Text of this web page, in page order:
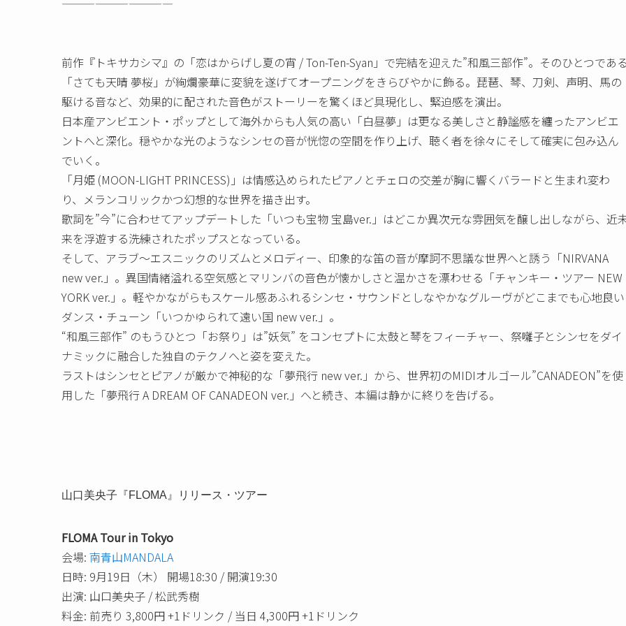
——————————
前作『トキサカシマ』の「恋はからげし夏の宵 / Ton-Ten-Syan」で完結を迎えた”和風三部作”。そのひとつであ
「さても天晴 夢桜」が絢爛豪華に変貌を遂げてオープニングをきらびやかに飾る。琵琶、琴、刀剣、声明、馬の
駆ける音など、効果的に配された音色がストーリーを驚くほど具現化し、緊迫感を演出。
日本産アンビエント・ポップとして海外からも人気の高い「白昼夢」は更なる美しさと静謐感を纏ったアンビエ
ントへと深化。穏やかな光のようなシンセの音が恍惚の空間を作り上げ、聴く者を徐々にそして確実に包み込ん
でいく。
「月姫 (MOON-LIGHT PRINCESS)」は情感込められたピアノとチェロの交差が胸に響くバラードと生まれ変わ
り、メランコリックかつ幻想的な世界を描き出す。
歌詞を”今”に合わせてアップデートした「いつも宝物 宝島ver.」はどこか異次元な雰囲気を醸し出しながら、近
来を浮遊する洗練されたポップスとなっている。
そして、アラブ～エスニックのリズムとメロディー、印象的な笛の音が摩訶不思議な世界へと誘う「NIRVANA
new ver.」。異国情緒溢れる空気感とマリンバの音色が懐かしさと温かさを漂わせる「チャンキー・ツアー NEW
YORK ver.」。軽やかながらもスケール感あふれるシンセ・サウンドとしなやかなグルーヴがどこまでも心地良い
ダンス・チューン「いつかゆられて遠い国 new ver.」。
“和風三部作” のもうひとつ「お祭り」は”妖気” をコンセプトに太鼓と琴をフィーチャー、祭囃子とシンセをダイ
ナミックに融合した独自のテクノへと姿を変えた。
ラストはシンセとピアノが厳かで神秘的な「夢飛行 new ver.」から、世界初のMIDIオルゴール”CANADEON”を使
用した「夢飛行 A DREAM OF CANADEON ver.」へと続き、本編は静かに終りを告げる。
山口美央子『FLOMA』リリース・ツアー
FLOMA Tour in Tokyo
会場: 南青山MANDALA
日時: 9月19日（木） 開場18:30 / 開演19:30
出演: 山口美央子 / 松武秀樹
料金: 前売り 3,800円 +1ドリンク / 当日 4,300円 +1ドリンク